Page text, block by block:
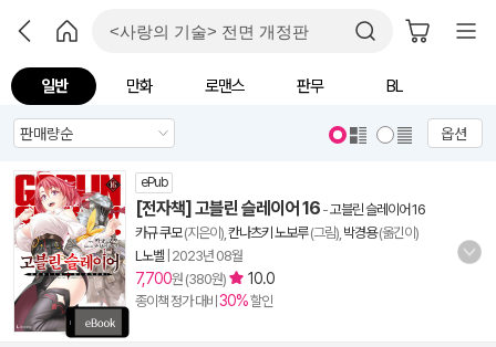
일반 만화 로맨스 판무 BL
옵션
ePub
[전자책] 고블린 슬레이어 16 -고블린 슬레이어 16
카규 쿠모(지은이), 칸나츠키 노보루(그림), 박경용(옮긴이)
L노벨 2023년 08월
7,700원 (380원) 10.0
종이책 정가 대비 30%할인